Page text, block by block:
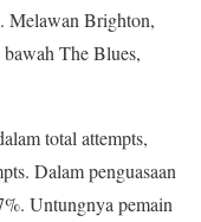
Melawan Brighton,
The Blues,
total attempts,
Dalam penguasaan
Untungnya pemain